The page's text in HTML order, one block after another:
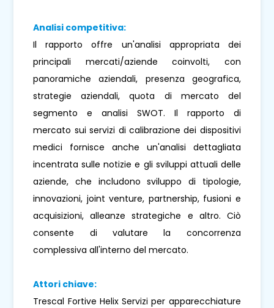
Analisi competitiva:
Il rapporto offre un'analisi appropriata dei
principali mercati/aziende coinvolti, con
panoramiche aziendali, presenza geografica,
strategie aziendali, quota di mercato del
segmento e analisi SWOT. Il rapporto di
mercato sui servizi di calibrazione dei dispositivi
medici fornisce anche un'analisi dettagliata
incentrata sulle notizie e gli sviluppi attuali delle
aziende, che includono sviluppo di tipologie,
innovazioni, joint venture, partnership, fusioni e
acquisizioni, alleanze strategiche e altro. Ciò
consente di valutare la concorrenza
complessiva all'interno del mercato.
Attori chiave:
Trescal Fortive Helix Servizi per apparecchiature